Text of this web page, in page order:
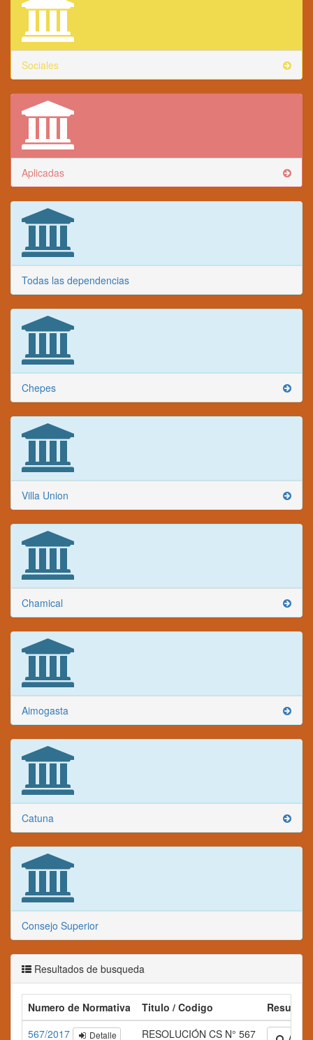
Sociales
Aplicadas
Todas las dependencias
Chepes
Villa Union
Chamical
Aimogasta
Catuna
Consejo Superior
Resultados de busqueda
Numero de Normativa Titulo / Codigo
Resumen
567/2017
Detalle RESOLUCIÓN CS N° 567